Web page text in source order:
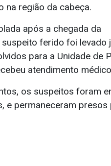
na região da cabeça.
após a chegada da
suspeito ferido foi levado
para a Unidade de
atendimento
os suspeitos foram
e permaneceram